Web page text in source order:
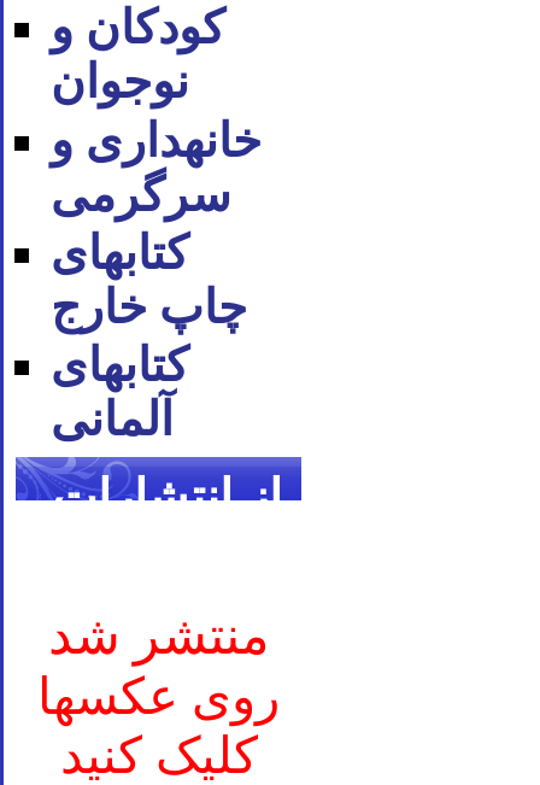
کودکان و
نوجوان
خانه‪داری و
سرگرمی
کتاب‪های
چاپ خارج
کتاب‪های
آلمانی
از انتشارات
منتشر شد
روی عکسها
کلیک کنید